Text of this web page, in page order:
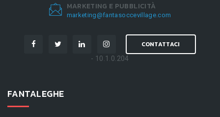
MARKETING E PUBBLICITÀ
marketing@fantasoccevillage.com
CONTATTACI
- 10.1.0.204
FANTALEGHE